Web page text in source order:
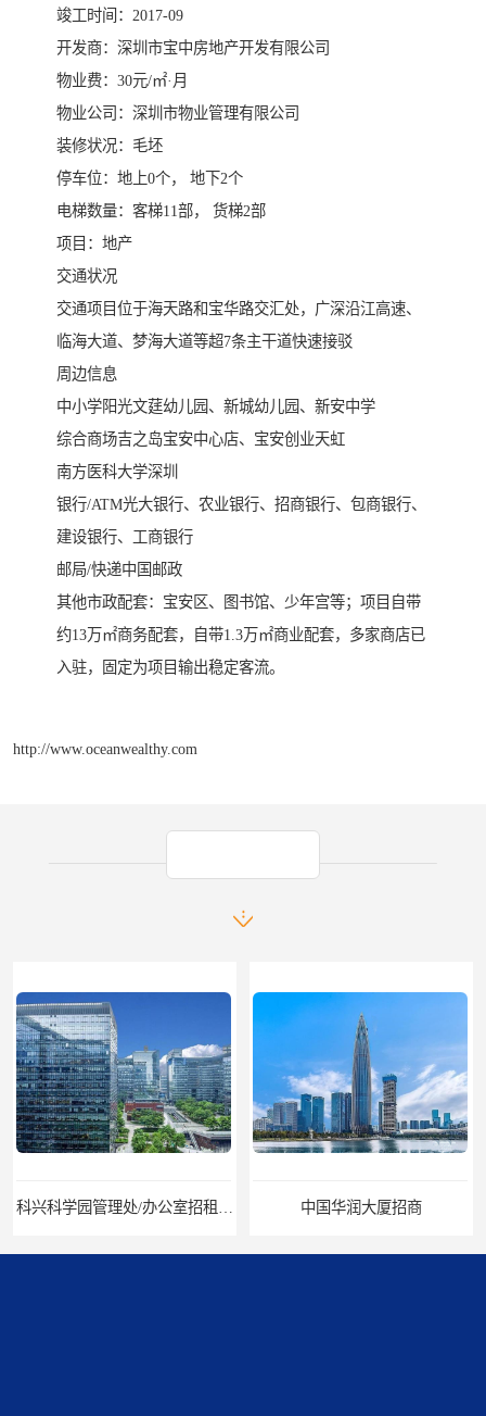
竣工时间：2017-09
开发商：深圳市宝中房地产开发有限公司
物业费：30元/㎡·月
物业公司：深圳市物业管理有限公司
装修状况：毛坯
停车位：地上0个， 地下2个
电梯数量：客梯11部， 货梯2部
项目：地产
交通状况
交通项目位于海天路和宝华路交汇处，广深沿江高速、
临海大道、梦海大道等超7条主干道快速接驳
周边信息
中小学阳光文莛幼儿园、新城幼儿园、新安中学
综合商场吉之岛宝安中心店、宝安创业天虹
南方医科大学深圳
银行/ATM光大银行、农业银行、招商银行、包商银行、
建设银行、工商银行
邮局/快递中国邮政
其他市政配套：宝安区、图书馆、少年宫等；项目自带
约13万㎡商务配套，自带1.3万㎡商业配套，多家商店已
入驻，固定为项目输出稳定客流。
http://www.oceanwealthy.com
科兴科学园管理处/办公室招租/租金价格 中国华润大厦招商